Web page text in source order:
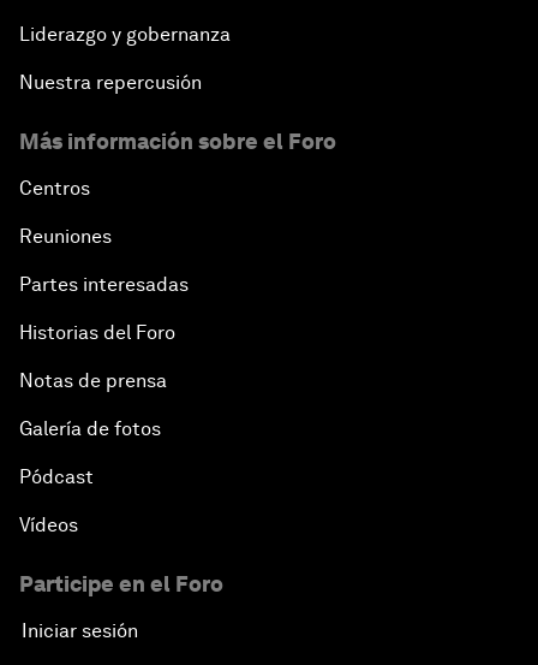
Liderazgo y gobernanza
Nuestra repercusión
Más información sobre el Foro
Centros
Reuniones
Partes interesadas
Historias del Foro
Notas de prensa
Galería de fotos
Pódcast
Vídeos
Participe en el Foro
Iniciar sesión